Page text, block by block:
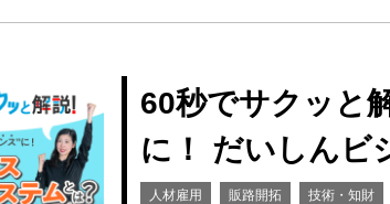
60秒でサクッと
に！ だいしんビ
人材雇用 販路開拓 技術・知財